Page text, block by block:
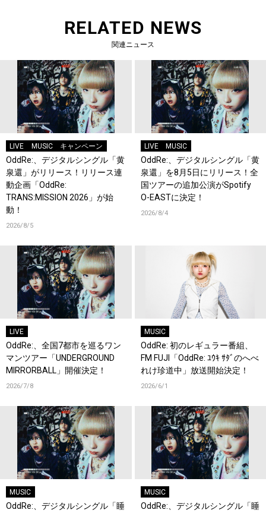
RELATED NEWS
関連ニュース
LIVE MUSIC キャンペーン
OddRe:、デジタルシングル「黄
泉還」がリリース！リリース連
動企画「OddRe:
TRANS:MISSION 2026」が始
動！
2026/8/5
LIVE MUSIC
OddRe:、デジタルシングル「黄
泉還」を8月5日にリリース！全
国ツアーの追加公演がSpotify
O-EASTに決定！
2026/8/4
LIVE
OddRe:、全国7都市を巡るワン
マンツアー「UNDERGROUND
MIRRORBALL」開催決定！
2026/7/8
MUSIC
OddRe: 初のレギュラー番組、
FM FUJI「OddRe: ﾕｳｷ ｻﾀﾞのへべ
れけ珍道中」放送開始決定！
2026/6/1
MUSIC
OddRe:、デジタルシングル「睡
MUSIC
OddRe:、デジタルシングル「睡